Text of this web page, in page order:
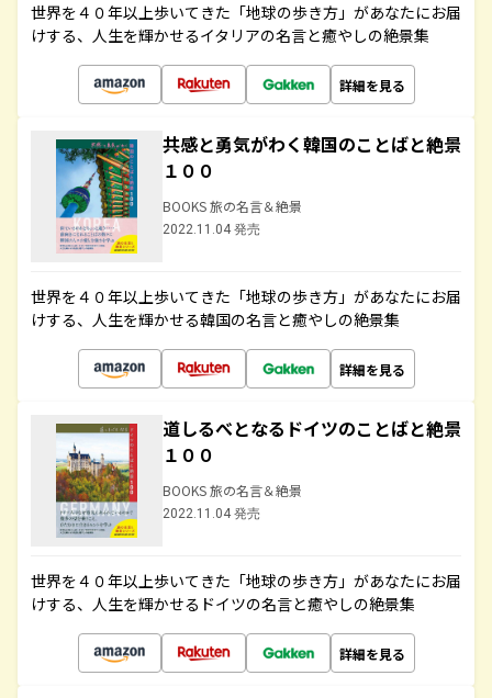
世界を４０年以上歩いてきた「地球の歩き方」があなたにお届
けする、人生を輝かせるイタリアの名言と癒やしの絶景集
詳細を見る
共感と勇気がわく韓国のことばと絶景
１００
BOOKS 旅の名言＆絶景
2022.11.04 発売
世界を４０年以上歩いてきた「地球の歩き方」があなたにお届
けする、人生を輝かせる韓国の名言と癒やしの絶景集
詳細を見る
道しるべとなるドイツのことばと絶景
１００
BOOKS 旅の名言＆絶景
2022.11.04 発売
世界を４０年以上歩いてきた「地球の歩き方」があなたにお届
けする、人生を輝かせるドイツの名言と癒やしの絶景集
詳細を見る